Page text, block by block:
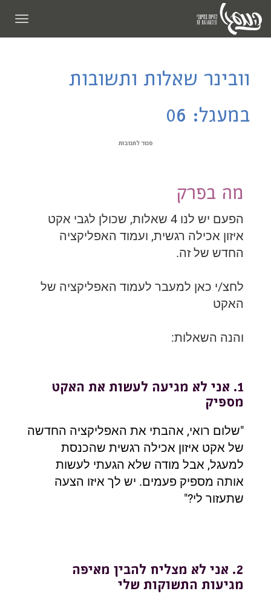
וובינר שאלות ותשובות
במעגל: 06
סגור לתגובות
מה בפרק
הפעם יש לנו 4 שאלות, שכולן לגבי אקט
איזון אכילה רגשית, ועמוד האפליקציה
החדש של זה.
לחצ/י כאן למעבר לעמוד האפליקציה של
האקט
והנה השאלות:
1. אני לא מגיעה לעשות את האקט
מספיק
"שלום רואי, אהבתי את האפליקציה החדשה
של אקט איזון אכילה רגשית שהכנסת
למעגל, אבל מודה שלא הגעתי לעשות
אותה מספיק פעמים. יש לך איזו הצעה
שתעזור לי?"
2. אני לא מצליח להבין מאיפה
מגיעות התשוקות שלי